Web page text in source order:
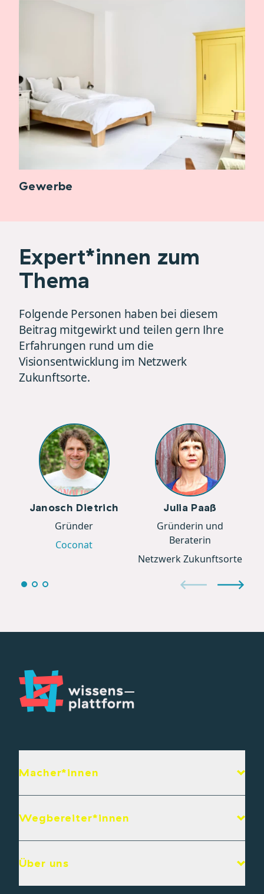
Gewerbe
Expert*innen zum
Thema
Folgende Personen haben bei diesem
Beitrag mitgewirkt und teilen gern Ihre
Erfahrungen rund um die
Visionsentwicklung im Netzwerk
Zukunftsorte.
Janosch Dietrich
Gründer
Coconat
Julia Paaß
Gründerin und
Beraterin
Netzwerk Zukunftsorte
Macher*innen
Wegbereiter*innen
Über uns